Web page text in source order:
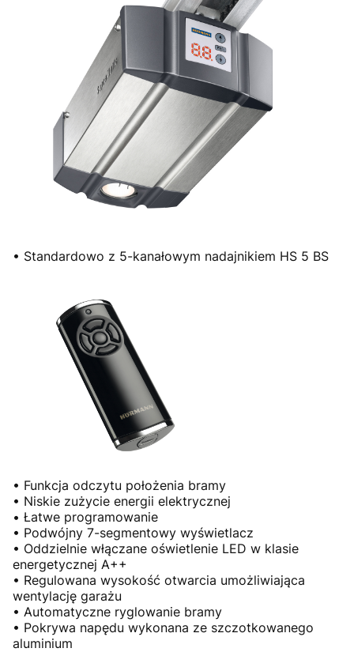
• Standardowo z 5-kanałowym nadajnikiem HS 5 BS
• Funkcja odczytu położenia bramy
• Niskie zużycie energii elektrycznej
• Łatwe programowanie
• Podwójny 7-segmentowy wyświetlacz
• Oddzielnie włączane oświetlenie LED w klasie
energetycznej A++
• Regulowana wysokość otwarcia umożliwiająca
wentylację garażu
• Automatyczne ryglowanie bramy
• Pokrywa napędu wykonana ze szczotkowanego
aluminium